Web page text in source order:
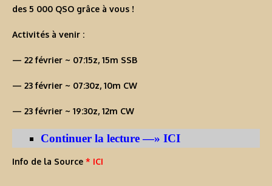
des 5 000 QSO grâce à vous !
Activités à venir :
— 22 février ~ 07:15z, 15m SSB
— 23 février ~ 07:30z, 10m CW
— 23 février ~ 19:30z, 12m CW
Continuer la lecture —» ICI
Info de la Source * ICI